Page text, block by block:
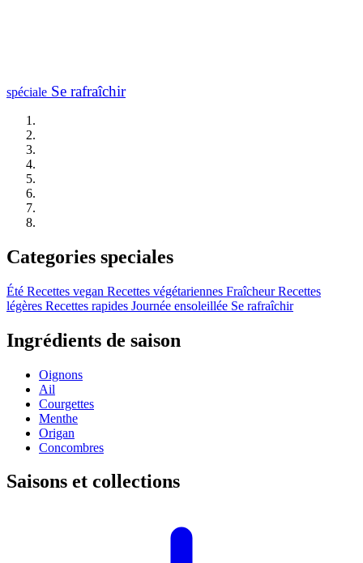
spéciale Se rafraîchir
Categories speciales
Été Recettes vegan Recettes végétariennes Fraîcheur Recettes
légères Recettes rapides Journée ensoleillée Se rafraîchir
Ingrédients de saison
Oignons
Ail
Courgettes
Menthe
Origan
Concombres
Saisons et collections